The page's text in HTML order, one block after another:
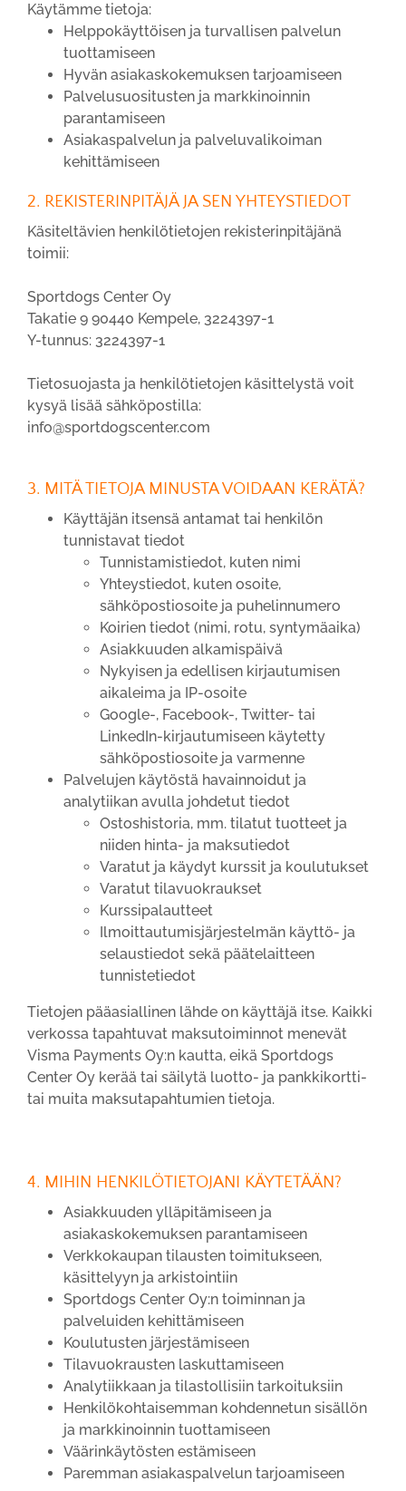
Käytämme tietoja:
Helppokäyttöisen ja turvallisen palvelun
tuottamiseen
Hyvän asiakaskokemuksen tarjoamiseen
Palvelusuositusten ja markkinoinnin
parantamiseen
Asiakaspalvelun ja palveluvalikoiman
kehittämiseen
2. REKISTERINPITÄJÄ JA SEN YHTEYSTIEDOT
Käsiteltävien henkilötietojen rekisterinpitäjänä
toimii:
Sportdogs Center Oy
Takatie 9 90440 Kempele, 3224397-1
Y-tunnus: 3224397-1
Tietosuojasta ja henkilötietojen käsittelystä voit
kysyä lisää sähköpostilla:
info@sportdogscenter.com
3. MITÄ TIETOJA MINUSTA VOIDAAN KERÄTÄ?
Käyttäjän itsensä antamat tai henkilön
tunnistavat tiedot
Tunnistamistiedot, kuten nimi
Yhteystiedot, kuten osoite,
sähköpostiosoite ja puhelinnumero
Koirien tiedot (nimi, rotu, syntymäaika)
Asiakkuuden alkamispäivä
Nykyisen ja edellisen kirjautumisen
aikaleima ja IP-osoite
Google-, Facebook-, Twitter- tai
LinkedIn-kirjautumiseen käytetty
sähköpostiosoite ja varmenne
Palvelujen käytöstä havainnoidut ja
analytiikan avulla johdetut tiedot
Ostoshistoria, mm. tilatut tuotteet ja
niiden hinta- ja maksutiedot
Varatut ja käydyt kurssit ja koulutukset
Varatut tilavuokraukset
Kurssipalautteet
Ilmoittautumisjärjestelmän käyttö- ja
selaustiedot sekä päätelaitteen
tunnistetiedot
Tietojen pääasiallinen lähde on käyttäjä itse. Kaikki
verkossa tapahtuvat maksutoiminnot menevät
Visma Payments Oy:n kautta, eikä Sportdogs
Center Oy kerää tai säilytä luotto- ja pankkikortti-
tai muita maksutapahtumien tietoja.
4. MIHIN HENKILÖTIETOJANI KÄYTETÄÄN?
Asiakkuuden ylläpitämiseen ja
asiakaskokemuksen parantamiseen
Verkkokaupan tilausten toimitukseen,
käsittelyyn ja arkistointiin
Sportdogs Center Oy:n toiminnan ja
palveluiden kehittämiseen
Koulutusten järjestämiseen
Tilavuokrausten laskuttamiseen
Analytiikkaan ja tilastollisiin tarkoituksiin
Henkilökohtaisemman kohdennetun sisällön
ja markkinoinnin tuottamiseen
Väärinkäytösten estämiseen
Paremman asiakaspalvelun tarjoamiseen